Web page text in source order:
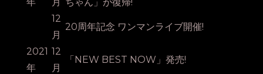
12
月
20周年記念 ワンマンライブ開催!
2021
年
12
月
「NEW BEST NOW」発売!